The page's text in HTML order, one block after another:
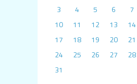
3
4 5 6 7
10
11 12 13 14
17
18 19 20 21
24
25 26 27 28
31